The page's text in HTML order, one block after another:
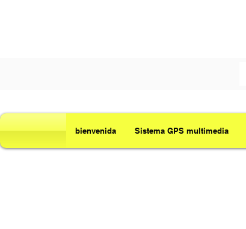
bienvenida Sistema GPS multimedia